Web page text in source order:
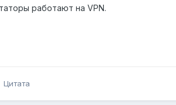
работают на VPN.
Цитата